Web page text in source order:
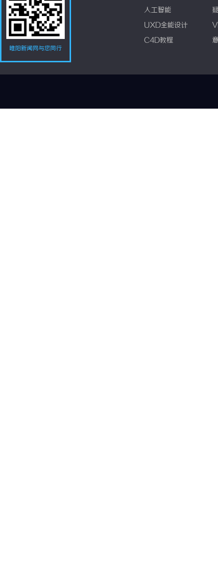
睢阳新闻网与您同行
人工智能
UXD全能设计
C4D教程